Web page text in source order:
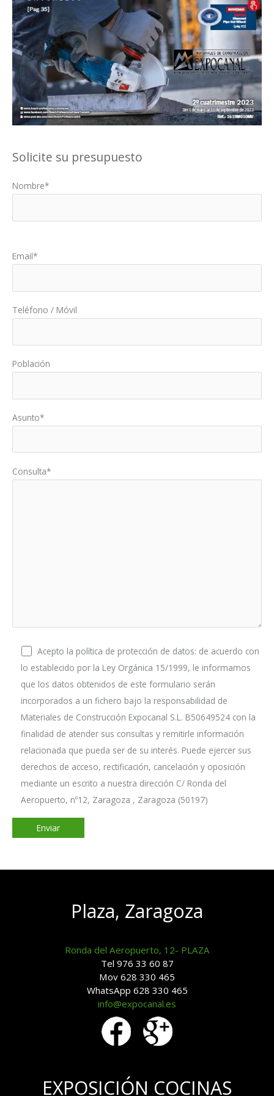
Solicite su presupuesto
Nombre*
Email*
Teléfono / Móvil
Población
Asunto*
Consulta*
Acepto la política de protección de datos: de acuerdo con
lo establecido por la Ley Orgánica 15/1999, le informamos
que los datos obtenidos de este formulario serán
incorporados a un fichero bajo la responsabilidad de
Materiales de Construcción Expocanal S.L. B50649524 con la
finalidad de atender sus consultas y remitirle información
relacionada que pueda ser de su interés. Puede ejercer sus
derechos de acceso, rectificación, cancelación y oposición
mediante un escrito a nuestra dirección C/ Ronda del
Aeropuerto, nº12, Zaragoza , Zaragoza (50197)
Plaza, Zaragoza
Ronda del Aeropuerto, 12- PLAZA
Tel 976 33 60 87
Mov 628 330 465
WhatsApp 628 330 465
info@expocanal.es
EXPOSICIÓN COCINAS